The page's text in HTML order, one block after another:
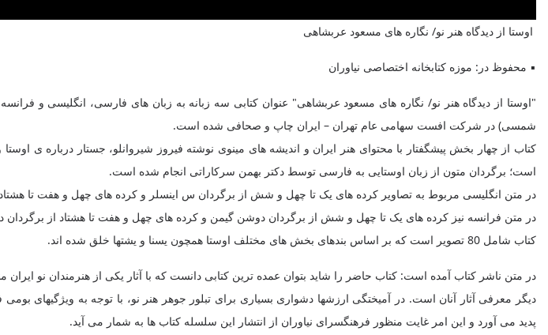
اوستا از دیدگاه هنر نو/ نگاره های مسعود عربشاهی
▪️ محفوظ در: موزه کتابخانه اختصاصی نیاوران
شمسی) در شرکت افست سهامی عام تهران – ایران چاپ و صحافی شده است.
کتاب از چهار بخش پیشگفتار با محتوای هنر ایران و اندیشه های مینوی نوشته فیروز شیروانلو، جستار
است؛ برگردان متون از زبان اوستایی به فارسی توسط دکتر بهمن سرکاراتی انجام شده است.
در متن انگلیسی مربوط به تصاویر کرده های یک تا چهل و شش از برگردان س اینسلر و کرده های چهل و هفت تا
در متن فرانسه نیز کرده های یک تا چهل و شش از برگردان دوشن گیمن و کرده های چهل و هفت تا هشتاد از برگردان
کتاب شامل 80 تصویر است که بر اساس بندهای بخش های مختلف اوستا همچون یسنا و یشتها خلق شده اند.
در متن ناشر کتاب آمده است: كتاب حاضر را شاید بتوان عمده ترین کتابی دانست که با آثار یکی از هنرمندان نو
دیگر معرفی آثار آنان است. در آمیختگی ارزشها دشواری بسیاری برای تبلور جوهر هنر نو، با توجه به ویژگیهای
پدید می آورد و این امر غایت منظور فرهنگسرای نیاوران از انتشار این سلسله کتاب ها به شمار می آید.